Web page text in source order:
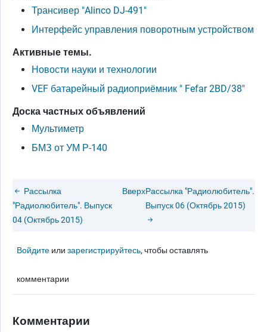
Трансивер "Alinco DJ-491"
Интерфейс управления поворотным устройством
Активные темы.
Новости науки и технологии
VEF батарейный радиоприёмник " Fefar 2BD/38"
Доска частных объявлений
Мультиметр
БМЗ от УМ Р-140
Рассылка
"Радиолюбитель". Выпуск
04 (Октябрь 2015)
ВверхРассылка "Радиолюбитель".
Выпуск 06 (Октябрь 2015)
Войдите илизарегистрируйтесь, чтобы оставлять
комментарии
Комментарии